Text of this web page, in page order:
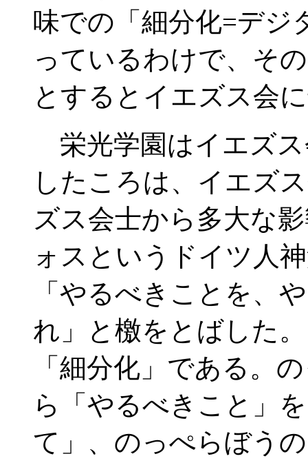
味での「細分化=デジ
っているわけで、そ
とするとイエズス会
栄光学園はイエズ
したころは、イエズ
ズス会士から多大な
ォスというドイツ人
「やるべきことを、
れ」と檄をとばした
「細分化」である。
ら「やるべきこと」
て」、のっぺらぼう